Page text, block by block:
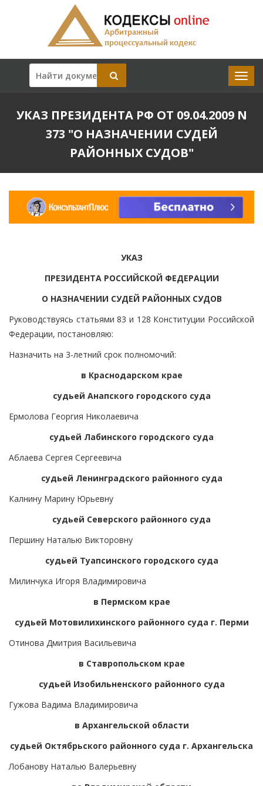
УКАЗ ПРЕЗИДЕНТА РФ ОТ 09.04.2009 N
373 "О НАЗНАЧЕНИИ СУДЕЙ
РАЙОННЫХ СУДОВ"
УКАЗ
ПРЕЗИДЕНТА РОССИЙСКОЙ ФЕДЕРАЦИИ
О НАЗНАЧЕНИИ СУДЕЙ РАЙОННЫХ СУДОВ
Руководствуясь статьями 83 и 128 Конституции Российской
Федерации, постановляю:
Назначить на 3-летний срок полномочий:
в Краснодарском крае
судьей Анапского городского суда
Ермолова Георгия Николаевича
судьей Лабинского городского суда
Аблаева Сергея Сергеевича
судьей Ленинградского районного суда
Калнину Марину Юрьевну
судьей Северского районного суда
Першину Наталью Викторовну
судьей Туапсинского городского суда
Милинчука Игоря Владимировича
в Пермском крае
судьей Мотовилихинского районного суда г. Перми
Отинова Дмитрия Васильевича
в Ставропольском крае
судьей Изобильненского районного суда
Гужова Вадима Владимировича
в Архангельской области
судьей Октябрьского районного суда г. Архангельска
Лобанову Наталью Валерьевну